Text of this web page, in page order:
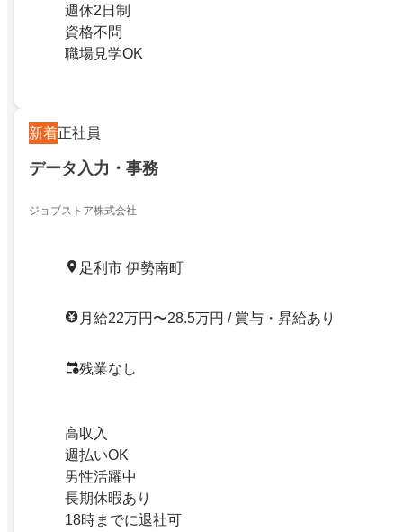
週休2日制
資格不問
職場見学OK
新着正社員
データ入力・事務
ジョブストア株式会社
足利市 伊勢南町
月給22万円〜28.5万円 / 賞与・昇給あり
残業なし
高収入
週払いOK
男性活躍中
長期休暇あり
18時までに退社可